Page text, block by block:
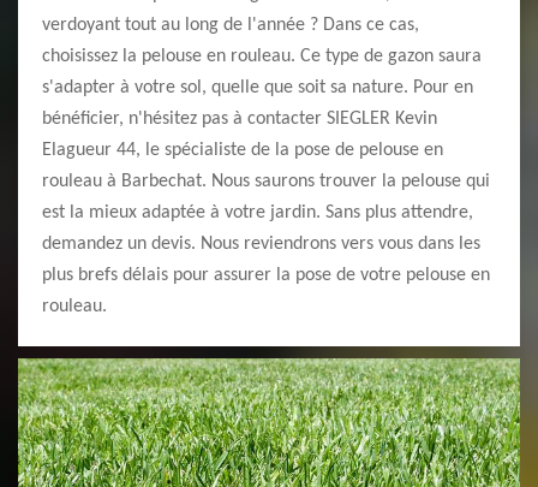
verdoyant tout au long de l'année ? Dans ce cas,
choisissez la pelouse en rouleau. Ce type de gazon saura
s'adapter à votre sol, quelle que soit sa nature. Pour en
bénéficier, n'hésitez pas à contacter SIEGLER Kevin
Elagueur 44, le spécialiste de la pose de pelouse en
rouleau à Barbechat. Nous saurons trouver la pelouse qui
est la mieux adaptée à votre jardin. Sans plus attendre,
demandez un devis. Nous reviendrons vers vous dans les
plus brefs délais pour assurer la pose de votre pelouse en
rouleau.